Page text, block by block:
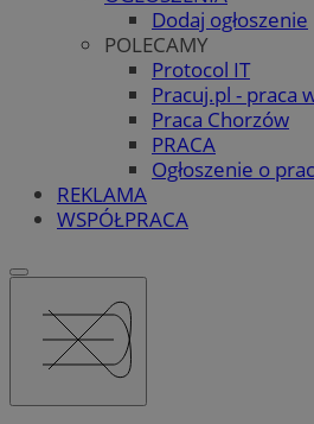
Dodaj ogłoszenie
POLECAMY
Protocol IT
Pracuj.pl - praca
Praca Chorzów
PRACA
Ogłoszenie o
REKLAMA
WSPÓŁPRACA